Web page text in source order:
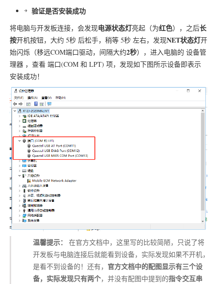
验证是否安装成功
将电脑与开发板连接，会发现电源状态灯亮起（为红色），之后长
按开机按钮，大约 5秒 后松手，稍等 5秒 左右，发现NET状态灯开
始闪烁（移远COM端口驱动，间隔大约2秒），进入电脑的 设备管
理器 ，查看 端口(COM 和 LPT) 项，发现如下图所示设备即表示
安装成功！
温馨提示：
在官方文档中，这里写的比较简陋，只说了将
开发板与电脑连接后就能看到设备，实际发现如果不开机，
是看不到设备的！还有， 官方文档中的配图显示有三个设
备，实际发现只有两个，并没有配图中提到的指令交互串